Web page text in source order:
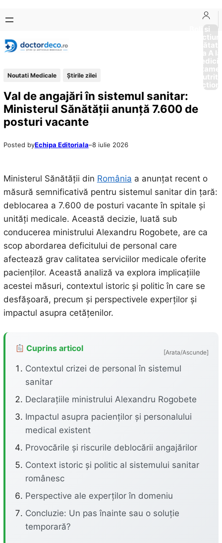
conținut
content
Boli si
Afectiuni
Sănătate
de la A
Noutati Medicale Știrile zilei
Val de angajări în sistemul sanitar:
Ministerul Sănătății anunță 7.600 de
posturi vacante
Posted byEchipa Editoriala–8 iulie 2026
Ministerul Sănătății din România a anunțat recent o
măsură semnificativă pentru sistemul sanitar din țară:
deblocarea a 7.600 de posturi vacante în spitale și
unități medicale. Această decizie, luată sub
conducerea ministrului Alexandru Rogobete, are ca
scop abordarea deficitului de personal care
afectează grav calitatea serviciilor medicale oferite
pacienților. Această analiză va explora implicațiile
acestei măsuri, contextul istoric și politic în care se
desfășoară, precum și perspectivele experților și
impactul asupra cetățenilor.
Cuprins articol [Arata/Ascunde]
Contextul crizei de personal în sistemul
sanitar
Declarațiile ministrului Alexandru Rogobete
Impactul asupra pacienților și personalului
medical existent
Provocările și riscurile deblocării angajărilor
Context istoric și politic al sistemului sanitar
românesc
Perspective ale experților în domeniu
Concluzie: Un pas înainte sau o soluție
temporară?